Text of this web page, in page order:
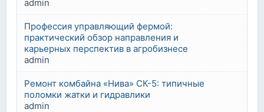
admin
Профессия управляющий фермой:
практический обзор направления и
карьерных перспектив в агробизнесе
admin
Ремонт комбайна «Нива» СК-5: типичные
поломки жатки и гидравлики
admin